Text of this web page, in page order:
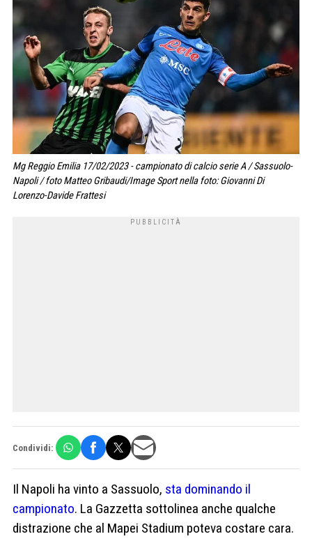
Mg Reggio Emilia 17/02/2023 - campionato di calcio serie A / Sassuolo-
Napoli / foto Matteo Gribaudi/Image Sport nella foto: Giovanni Di
Lorenzo-Davide Frattesi
Condividi:
Il Napoli ha vinto a Sassuolo, sta dominando il
campionato. La Gazzetta sottolinea anche qualche
distrazione che al Mapei Stadium poteva costare cara.